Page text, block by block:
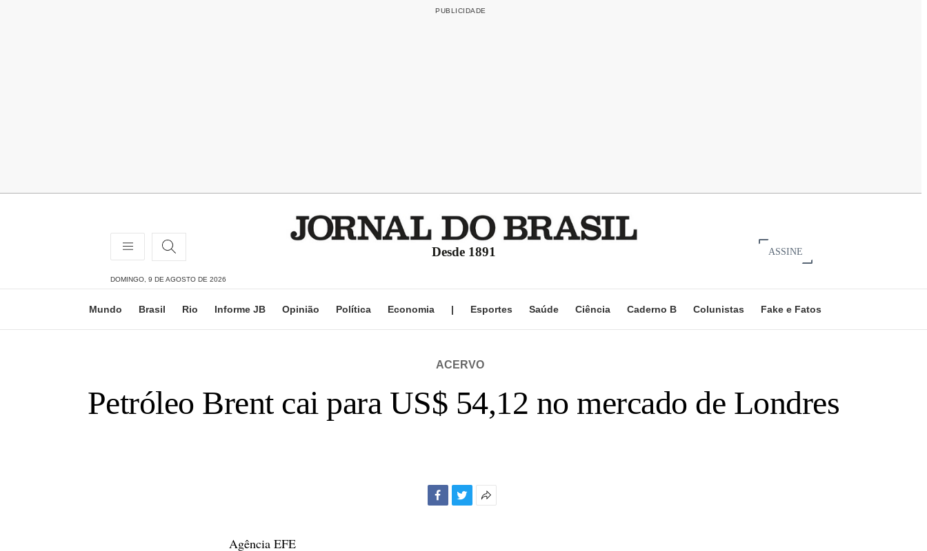
Desde 1891 ASSINE
DOMINGO, 9 DE AGOSTO DE 2026
Mundo Brasil Rio Informe JB Opinião Política Economia | Esportes Saúde Ciência Caderno B Colunistas Fake e Fatos
ACERVO
Petróleo Brent cai para US$ 54,12 no mercado de Londres
Agência EFE